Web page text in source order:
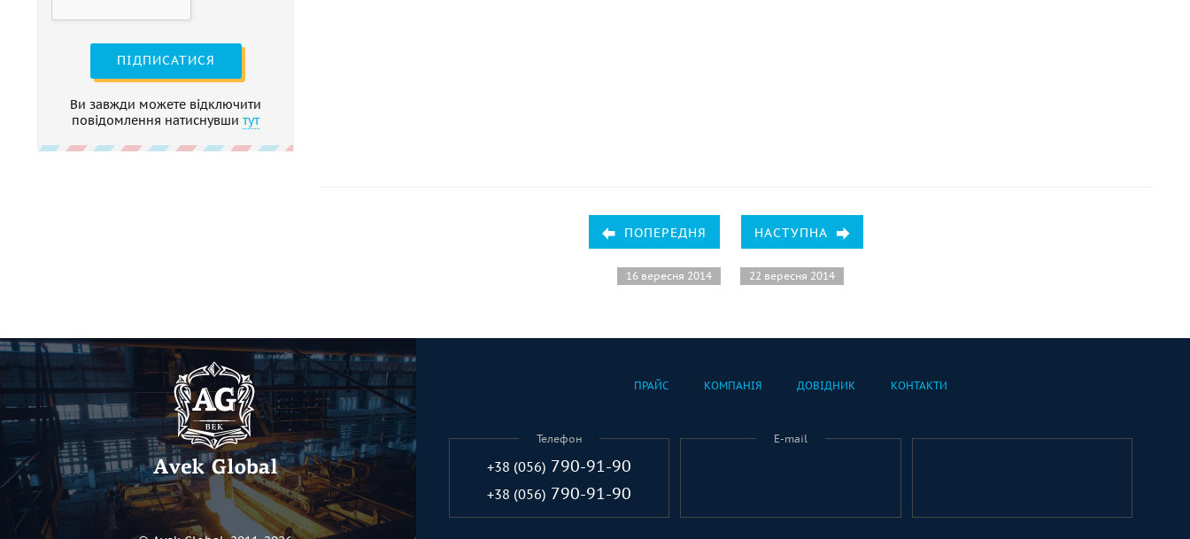
ПІДПИСАТИСЯ
Ви завжди можете відключити
повідомлення натиснувши тут
ПОПЕРЕДНЯ
16 вересня 2014
НАСТУПНА
22 вересня 2014
ПРАЙС КОМПАНІЯ ДОВІДНИК КОНТАКТИ
Телефон
+38 (056) 790-91-90
+38 (056) 790-91-90
E-mail